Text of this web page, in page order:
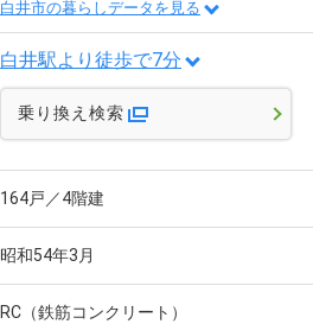
白井市の暮らしデータを見る
白井駅より徒歩で7分
乗り換え検索
164戸／4階建
昭和54年3月
RC（鉄筋コンクリート）